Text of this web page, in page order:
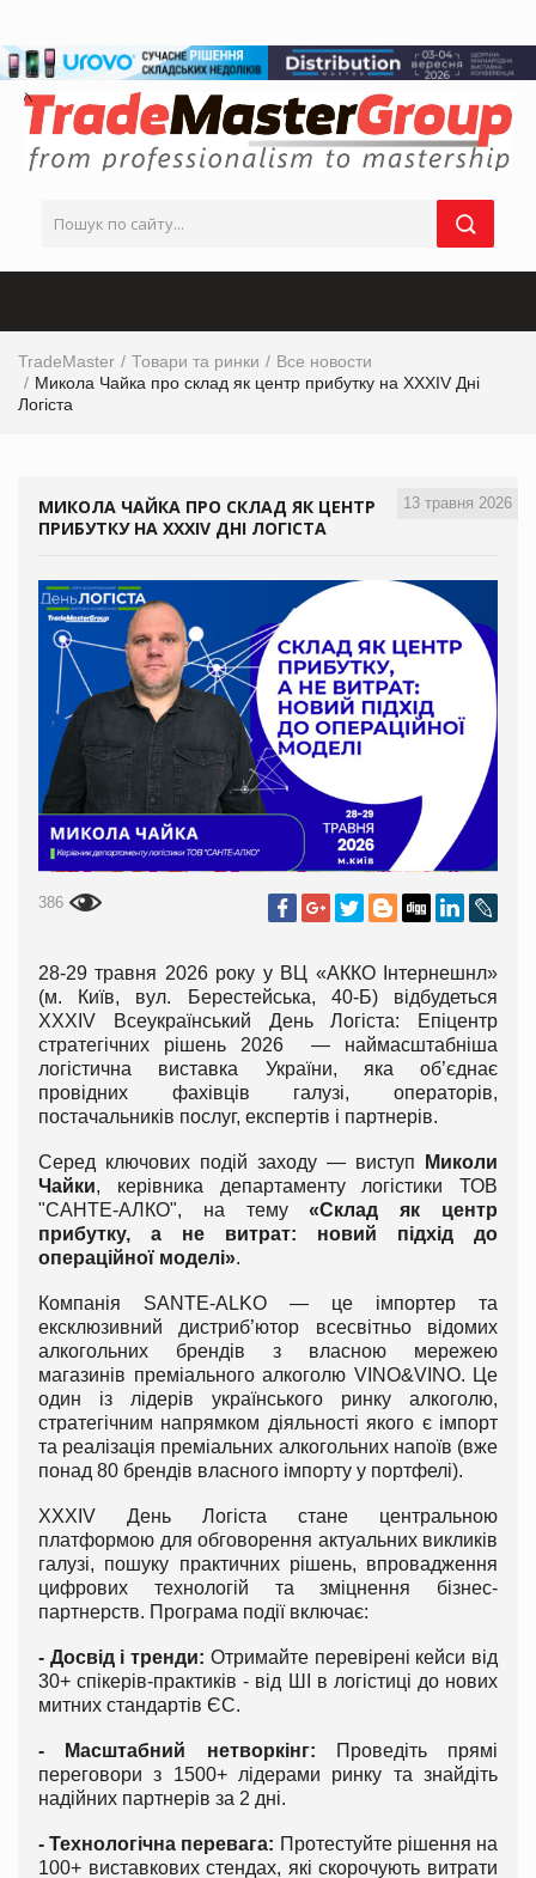
TradeMaster Товари та ринки
Все новости
Микола Чайка про склад як центр прибутку на XXXІV Дні
Логіста
13 травня 2026
МИКОЛА ЧАЙКА ПРО СКЛАД ЯК ЦЕНТР
ПРИБУТКУ НА XXXІV ДНІ ЛОГІСТА
386
28-29 травня 2026 року у ВЦ «АККО Інтернешнл»
(м. Київ, вул. Берестейська, 40-Б) відбудеться
XXXІV Всеукраїнський День Логіста: Епіцентр
стратегічних рішень 2026 — наймасштабніша
логістична виставка України, яка об’єднає
провідних фахівців галузі, операторів,
постачальників послуг, експертів і партнерів.
Серед ключових подій заходу — виступ
Миколи
Чайки, керівника департаменту логістики ТОВ
"САНТЕ-АЛКО", на тему«Склад як центр
прибутку, а не витрат: новий підхід до
операційної моделі».
Компанія SANTE-ALKO — це імпортер та
ексклюзивний дистриб’ютор всесвітньо відомих
алкогольних брендів з власною мережею
магазинів преміального алкоголю VINO&VINO. Це
один із лідерів українського ринку алкоголю,
стратегічним напрямком діяльності якого є імпорт
та реалізація преміальних алкогольних напоїв (вже
понад 80 брендів власного імпорту у портфелі).
XXXІV День Логіста стане центральною
платформою для обговорення актуальних викликів
галузі, пошуку практичних рішень, впровадження
цифрових технологій та зміцнення бізнес-
партнерств. Програма події включає:
- Досвід і тренди: Отримайте перевірені кейси від
30+ спікерів-практиків - від ШІ в логістиці до нових
митних стандартів ЄС.
- Масштабний нетворкінг: Проведіть прямі
переговори з 1500+ лідерами ринку та знайдіть
надійних партнерів за 2 дні.
- Технологічна перевага: Протестуйте рішення на
100+ виставкових стендах, які скорочують витрати